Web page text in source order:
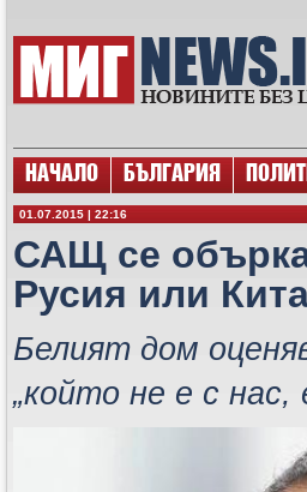
НАЧАЛО БЪЛГАРИЯ
01.07.2015 | 22:16
САЩ се
Русия или
Белият дом
„който не е с нас,